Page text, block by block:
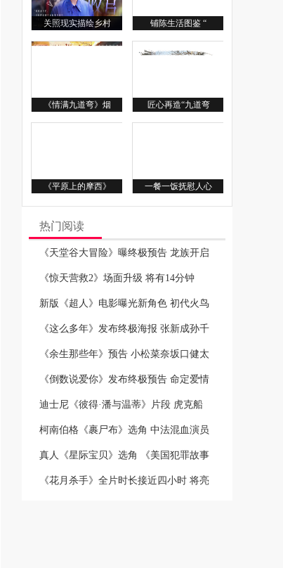
关照现实描绘乡村 铺陈生活图鉴 “
《情满九道弯》烟 匠心再造“九道弯
《平原上的摩西》 一餐一饭抚慰人心
热门阅读
《天堂谷大冒险》曝终极预告 龙族开启
《惊天营救2》场面升级 将有14分钟
新版《超人》电影曝光新角色 初代火鸟
《这么多年》发布终极海报 张新成孙千
《余生那些年》预告 小松菜奈坂口健太
《倒数说爱你》发布终极预告 命定爱情
迪士尼《彼得·潘与温蒂》片段 虎克船
柯南伯格《裹尸布》选角 中法混血演员
真人《星际宝贝》选角 《美国犯罪故事
《花月杀手》全片时长接近四小时 将亮